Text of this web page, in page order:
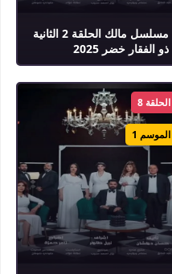
مسلسل مالك الحلقة 2 الثانية
ذو الفقار خضر 2025
الحلقة 8
الموسم 1